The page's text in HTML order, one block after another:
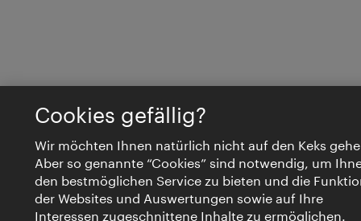
Cookies gefällig?
Wir möchten Ihnen natürlich nicht auf den Keks
Aber so genannte “Cookies” sind notwendig, um
den bestmöglichen Service zu bieten und die
der Websites und Auswertungen sowie auf Ihre
Interessen zugeschnittene Inhalte zu ermöglichen.